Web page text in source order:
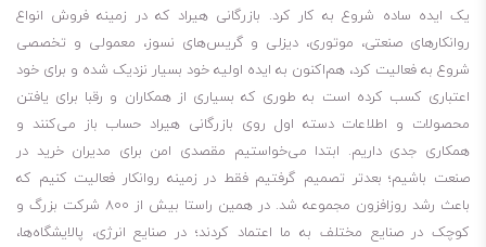
یک ایده ساده شروع به کار کرد. بازرگانی هیراد که در زمینه فروش انواع
روانکارهای صنعتی، موتوری، دیزلی و گریس‌های نسوز، معمولی و تخصصی
شروع به فعالیت کرد، هم‌اکنون به ایده اولیه خود بسیار نزدیک شده و برای خود
اعتباری کسب کرده است به طوری که بسیاری از همکاران و رقبا برای یافتن
محصولات و اطلاعات دسته اول روی بازرگانی هیراد حساب باز می‌کنند و
همکاری جدی داریم. ابتدا می‌خواستیم مقصدی امن برای مدیران خرید در
صنعت باشیم؛ بعدتر تصمیم گرفتیم فقط در زمینه روانکار فعالیت کنیم که
باعث رشد روزافزون مجموعه شد. در همین راستا بیش از 800 شرکت بزرگ و
کوچک در صنایع مختلف به ما اعتماد کردند؛ در صنایع انرژی، پالایشگاه‌ها،